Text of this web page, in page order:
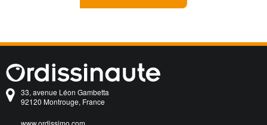
33, avenue Léon Gambetta
92120 Montrouge, France
www.ordissimo.com